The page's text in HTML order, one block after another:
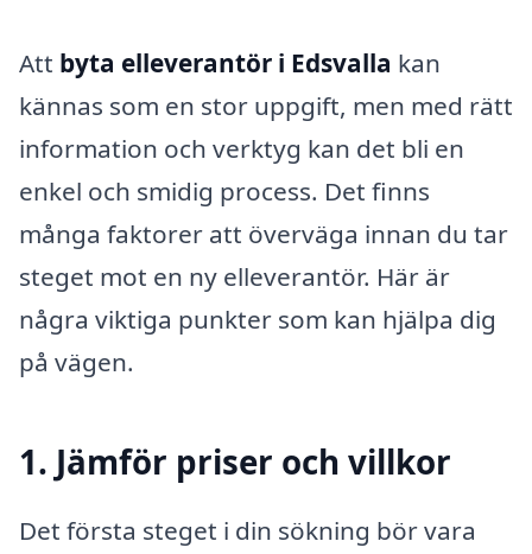
Att byta elleverantör i Edsvalla kan
kännas som en stor uppgift, men med rätt
information och verktyg kan det bli en
enkel och smidig process. Det finns
många faktorer att överväga innan du tar
steget mot en ny elleverantör. Här är
några viktiga punkter som kan hjälpa dig
på vägen.
1. Jämför priser och villkor
Det första steget i din sökning bör vara